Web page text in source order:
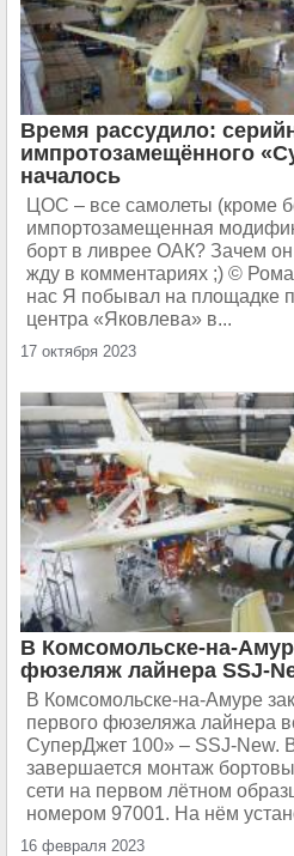
Время рассудило:
импротозамещённого
началось
ЦОС – все самолеты (кроме
импортозамещенная
борт в ливрее ОАК? Зачем
жду в комментариях ;) ©
нас Я побывал на площадке
центра «Яковлева» в...
17 октября 2023
В Комсомольске-на-
фюзеляж лайнера SSJ-
В Комсомольске-на-Амуре
первого фюзеляжа лайнера
СуперДжет 100» – SSJ-New.
завершается монтаж
сети на первом лётном
номером 97001. На нём
16 февраля 2023